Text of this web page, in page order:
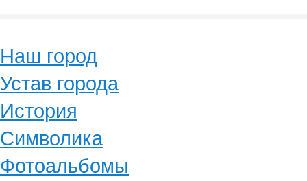
Наш город
Устав города
История
Символика
Фотоальбомы